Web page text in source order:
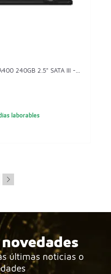
240GB 2.5" SATA III -...
laborables
últimas noticias o